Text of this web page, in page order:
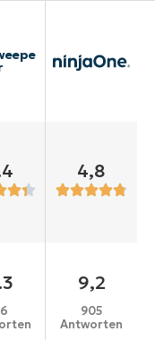
4,8
9,2
905
Antworten